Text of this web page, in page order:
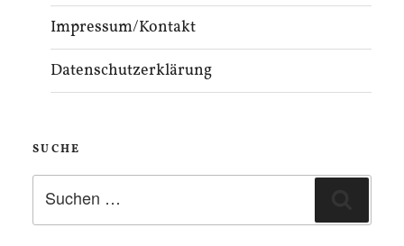
Impressum/Kontakt
Datenschutzerklärung
SUCHE
Suchen